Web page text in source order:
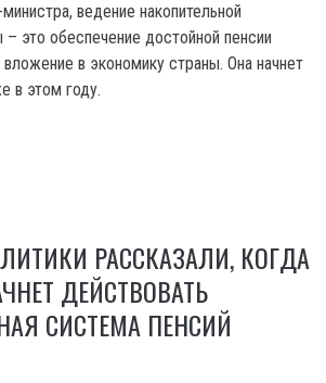
ведение накопительной
это обеспечение достойной пенсии
в экономику страны. Она начнет
в этом году.
РАССКАЗАЛИ, КОГДА
ДЕЙСТВОВАТЬ
СИСТЕМА ПЕНСИЙ